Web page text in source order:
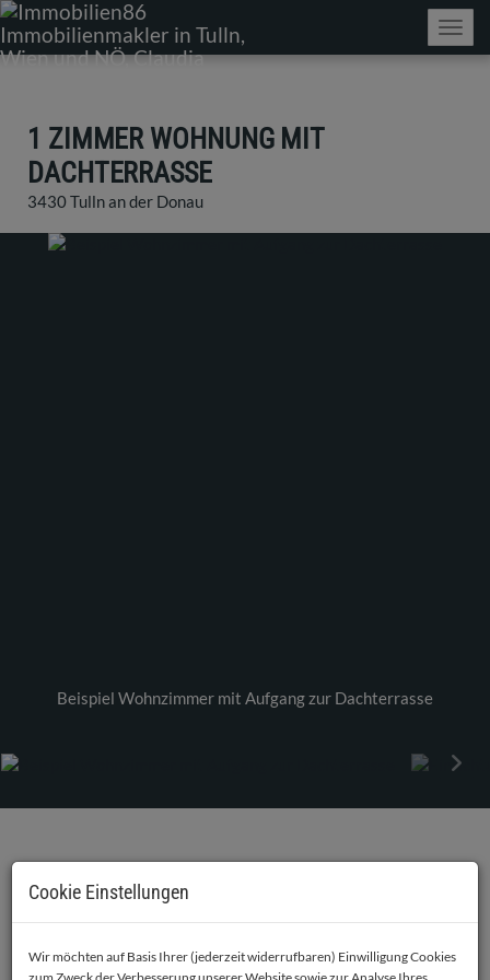
1 ZIMMER WOHNUNG MIT
DACHTERRASSE
3430 Tulln an der Donau
Beispiel Wohnzimmer mit Aufgang zur Dachterrasse
Mit dem Neubauprojekt
„Junge Römer“
entstehen in der
Cookie Einstellungen
Wir möchten auf Basis Ihrer (jederzeit widerrufbaren) Einwilligung Cookies